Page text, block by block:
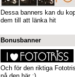
Dessa banners kan du
dem till att länka hit
Bonusbanner
Och för den riktiga